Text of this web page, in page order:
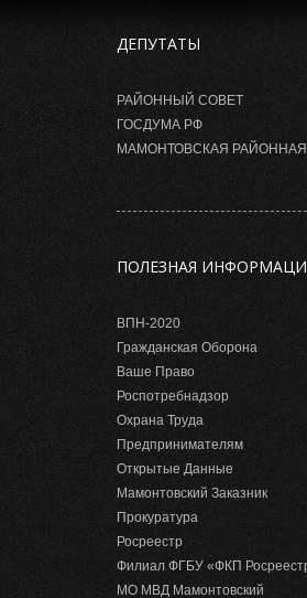
ДЕПУТАТЫ
РАЙОННЫЙ СОВЕТ
ГОСДУМА РФ
МАМОНТОВСКАЯ
ПОЛЕЗНАЯ
ВПН-2020
Гражданская Оборона
Ваше Право
Роспотребнадзор
Охрана Труда
Предпринимателям
Открытые Данные
Мамонтовский Заказник
Прокуратура
Росреестр
Филиал ФГБУ «ФКП
МО МВД Мамонтовский